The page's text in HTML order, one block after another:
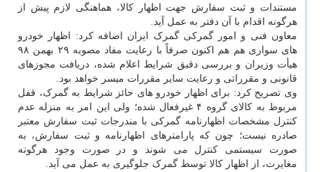
مستندات و ثبت سفارش جهت اظهار کالا، هماهنگی لازم پیش از
هرگونه اقدام با آن دفتر به عمل آید.
معاون فنی و امور گمرکی گمرک ایران اضافه کرد: اظهار خودرو
های سواری هم هم اکنون صرفاً با رعایت مفاد مصوبه ۲۹ بهمن ۹۸
هیأت وزیران و بررسی دقیق شرایط اعلام شده، دریافت مجوزهای
قانونی و مقرراتی و رعایت سایر مقررات میسر خواهد بود.
وی تصریح کرد: برای اظهار خودرو های حائز شرایط به گمرک، قفل
مربوط به کالای گروه ۴ غیرفعال شده؛ ولی این امر به منزله عدم
کنترل مشخصات اظهارنامه گمرکی با مندرجات ثبت سفارش معتبر
صادره نیست؛ چون که پارامترهای اظهارنامه و ثبت سفارش، به
صورت سیستمی کنترل می شوند و در صورت وجود هرگونه
مغایرت، از اظهار کالا توسط گمرک جلوگیری به عمل می آید.